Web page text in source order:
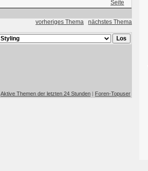
vorheriges Thema nächstes Thema
Aktive Themen der letzten 24 Stunden | Foren-Topuser